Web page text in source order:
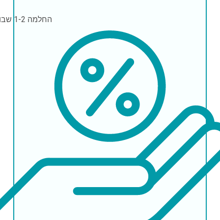
החלמה 1-2 שבועות